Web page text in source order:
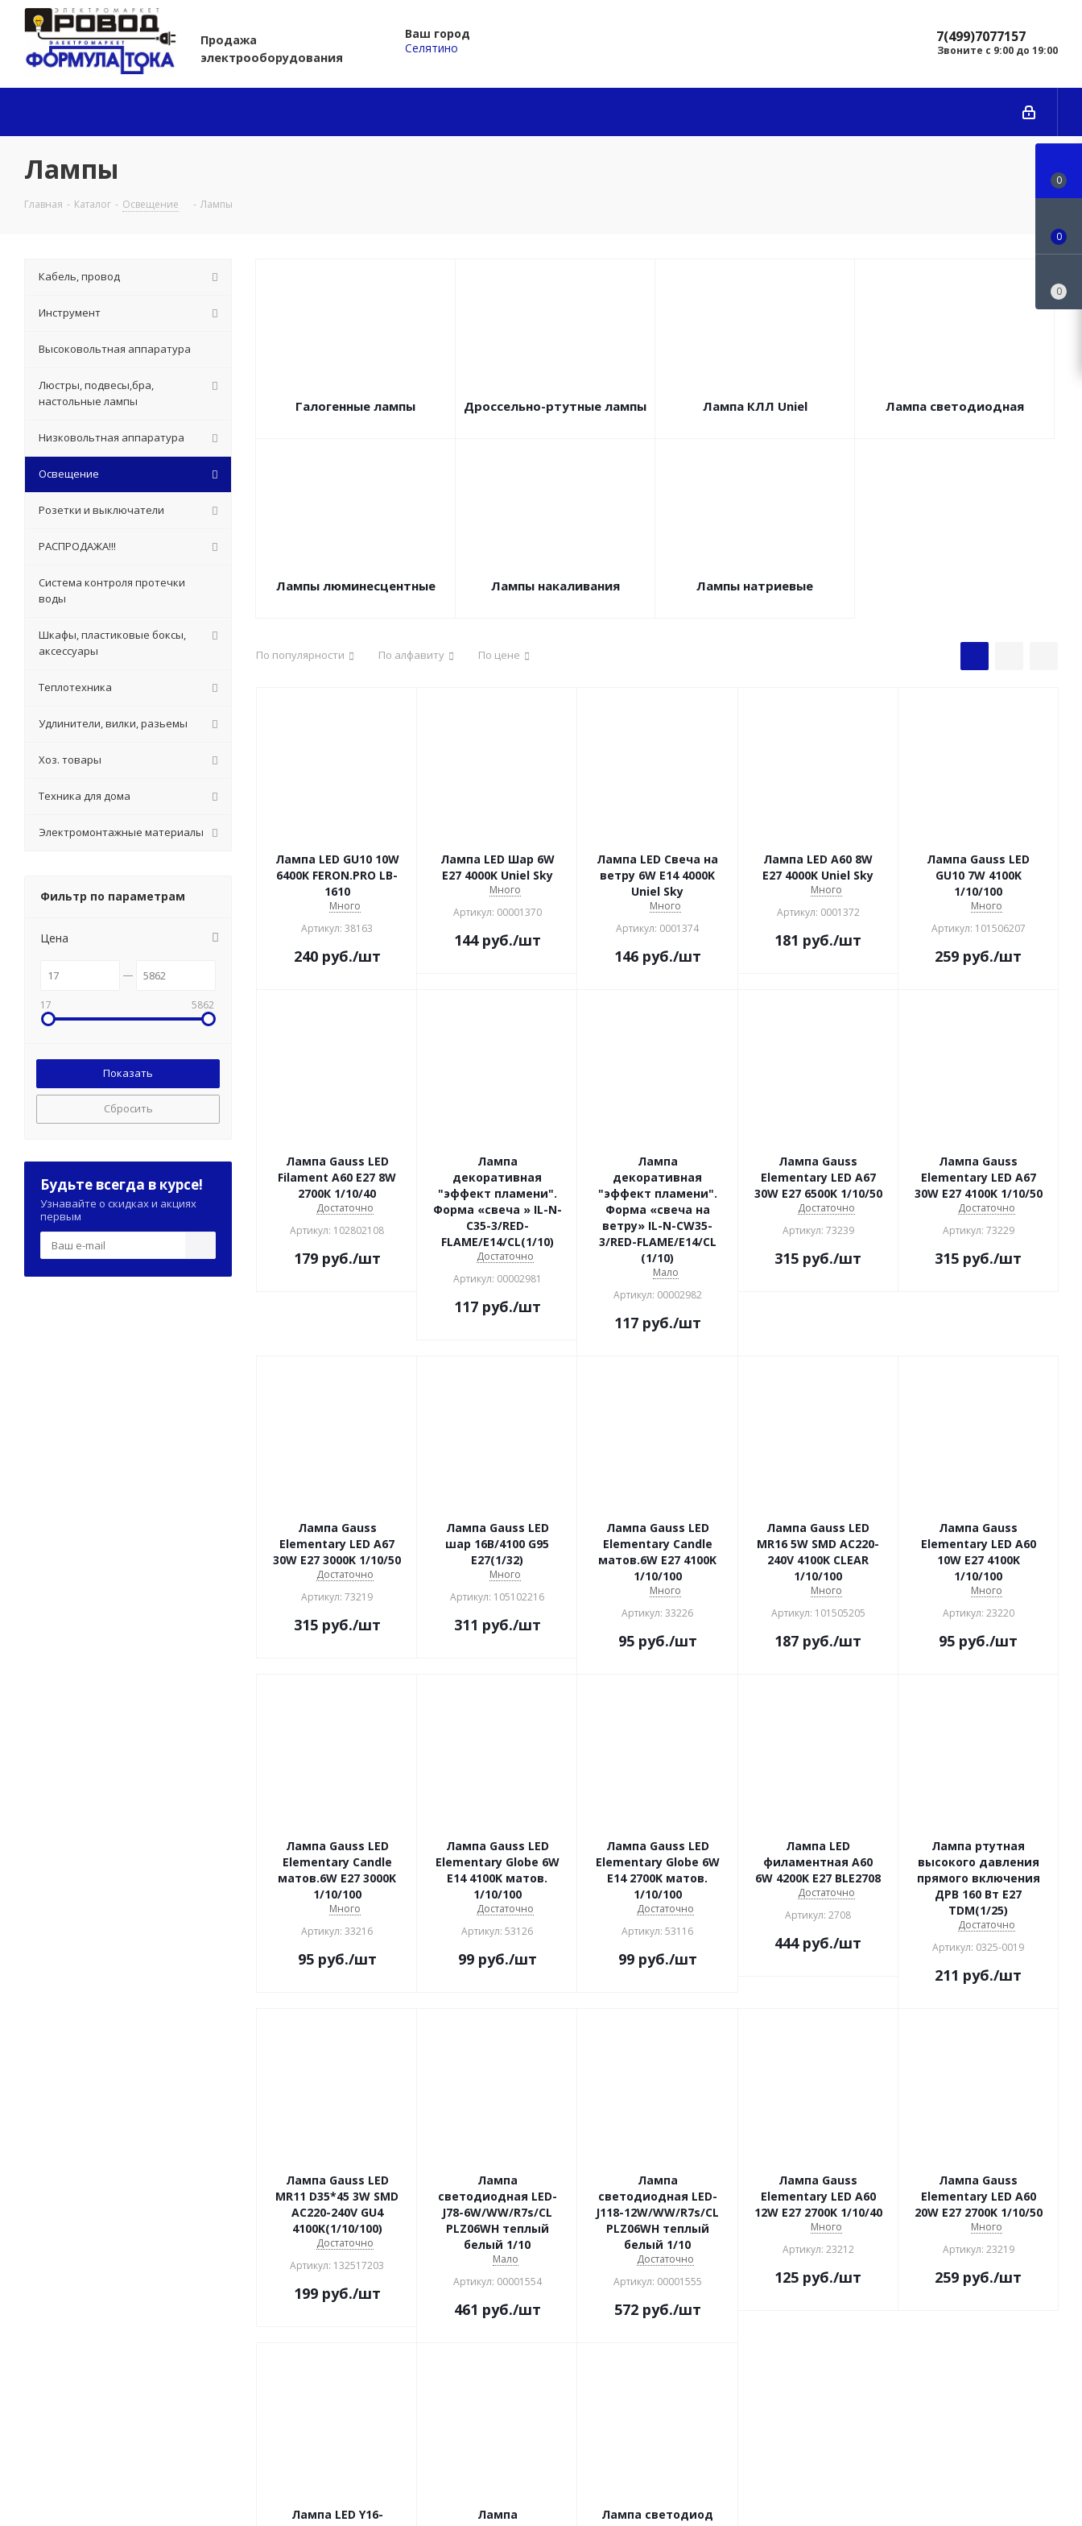
Продажа
электрооборудования
Ваш город
Селятино
7(499)7077157
Звоните с 9:00 до 19:00
Лампы
Главная - Каталог - Освещение - Лампы
Галогенные лампы Дроссельно-ртутные лампы Лампа КЛЛ Uniel Лампа светодиодная
Лампы люминесцентные Лампы накаливания Лампы натриевые
По популярности По алфавиту По цене
Лампа LED GU10 10W
6400K FERON.PRO LB-
1610
Много
Артикул: 38163
240руб./шт
Лампа LED Шар 6W
E27 4000K Uniel Sky
Много
Артикул: 00001370
144руб./шт
Лампа LED Свеча на
ветру 6W E14 4000K
Uniel Sky
Много
Артикул: 0001374
146руб./шт
Лампа LED A60 8W
E27 4000K Uniel Sky
Много
Артикул: 0001372
181 руб./шт
Лампа Gauss LED
GU10 7W 4100K
1/10/100
Много
Артикул: 101506207
259 руб./шт
Лампа Gauss LED
Filament A60 E27 8W
2700К 1/10/40
Достаточно
Артикул: 102802108
179руб./шт
Лампа
декоративная
"эффект пламени".
Форма «свеча » IL-N-
C35-3/RED-
FLAME/E14/CL(1/10)
Достаточно
Артикул: 00002981
117руб./шт
Лампа
декоративная
"эффект пламени".
Форма «свеча на
ветру» IL-N-CW35-
3/RED-FLAME/E14/CL
(1/10)
Мало
Артикул: 00002982
117руб./шт
Лампа Gauss
Elementary LED A67
30W E27 6500K 1/10/50
Достаточно
Артикул: 73239
315 руб./шт
Лампа Gauss
Elementary LED A67
30W E27 4100K 1/10/50
Достаточно
Артикул: 73229
315 руб./шт
Лампа Gauss
Elementary LED A67
30W E27 3000K 1/10/50
Достаточно
Артикул: 73219
315руб./шт
Лампа Gauss LED
шар 16В/4100 G95
Е27(1/32)
Много
Артикул: 105102216
311 руб./шт
Лампа Gauss LED
Elementary Candle
матов.6W E27 4100K
1/10/100
Много
Артикул: 33226
95руб./шт
Лампа Gauss LED
MR16 5W SMD AC220-
240V 4100K CLEAR
1/10/100
Много
Артикул: 101505205
187 руб./шт
Лампа Gauss
Elementary LED A60
10W E27 4100K
1/10/100
Много
Артикул: 23220
95 руб./шт
Лампа Gauss LED
Elementary Candle
матов.6W E27 3000K
1/10/100
Много
Артикул: 33216
95руб./шт
Лампа Gauss LED
Elementary Globe 6W
E14 4100K матов.
1/10/100
Достаточно
Артикул: 53126
99руб./шт
Лампа Gauss LED
Elementary Globe 6W
E14 2700K матов.
1/10/100
Достаточно
Артикул: 53116
99руб./шт
Лампа LED
филаментная A60
6W 4200K E27 BLE2708
Достаточно
Артикул: 2708
444руб./шт
Лампа ртутная
высокого давления
прямого включения
ДРВ 160 Вт Е27
TDM(1/25)
Достаточно
Артикул: 0325-0019
211 руб./шт
Лампа Gauss LED
MR11 D35*45 3W SMD
AC220-240V GU4
4100K(1/10/100)
Достаточно
Артикул: 132517203
199руб./шт
Лампа
светодиодная LED-
J78-6W/WW/R7s/CL
PLZ06WH теплый
белый 1/10
Мало
Артикул: 00001554
461 руб./шт
Лампа
светодиодная LED-
J118-12W/WW/R7s/CL
PLZ06WH теплый
белый 1/10
Достаточно
Артикул: 00001555
572руб./шт
Лампа Gauss
Elementary LED A60
12W E27 2700K 1/10/40
Много
Артикул: 23212
125 руб./шт
Лампа Gauss
Elementary LED A60
20W E27 2700K 1/10/50
Много
Артикул: 23219
259 руб./шт
Лампа LED Y16-
Лампа
Лампа светодиод
Кабель, провод
Инструмент
Высоковольтная аппаратура
Люстры, подвесы,бра,
настольные лампы
Низковольтная аппаратура
Освещение
Розетки и выключатели
РАСПРОДАЖА!!!
Система контроля протечки
воды
Шкафы, пластиковые боксы,
аксессуары
Теплотехника
Удлинители, вилки, разьемы
Хоз. товары
Техника для дома
Электромонтажные материалы
Фильтр по параметрам
Цена
17 5862
Сбросить
Будьте всегда в курсе!
Узнавайте о скидках и акциях
первым
0
0
0